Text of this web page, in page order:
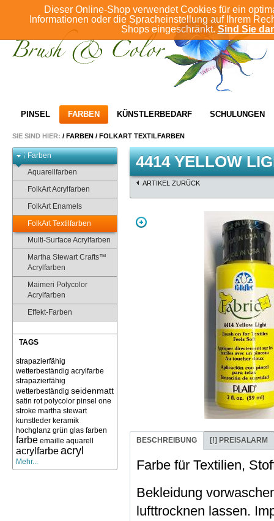
Dieser Online-Shop verwendet Cookies für ein
Informationen oder die Spracheinstellung auf Ihrem
Shops eingeschränkt. Sind Sie
PINSEL FARBEN KÜNSTLERBEDARF SCHULUNGEN
SIE SIND HIER: / FARBEN / FOLKART TEXTILFARBEN
Farben
Aquarellfarben
FolkArt Acrylfarben
FolkArt Enamels
FolkArt Textilfarben
Multi-Surface Acrylfarben
Martha Stewart Crafts™
Acrylfarben
Maimeri Polycolor
Acrylfarben
Effekt-Farben
TAGS
strapazierfähig
wetterbeständig acrylfarbe
strapazierfähig
wetterbeständig seidenmatt
satin rot polycolor pinsel one
stroke martha stewart
kunstleder keramik
hochglanz grün glas farben
farbe emaille aquarell
acrylfarbeacryl
Mehr...
4414 YELLOW
ARTIKEL ZURÜCK
BESCHREIBUNG [!] PREISALARM
Farbe für Textilien,
Bekleidung
lufttrocknen lassen.